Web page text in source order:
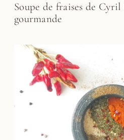
Soupe de fraises de
gourmande